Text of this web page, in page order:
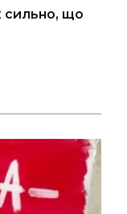
сильно, що